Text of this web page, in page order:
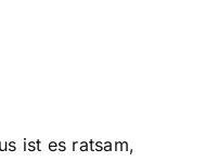
ist es ratsam,